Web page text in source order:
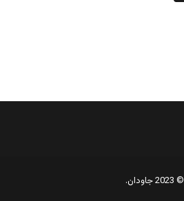
© 2023 جاودان.